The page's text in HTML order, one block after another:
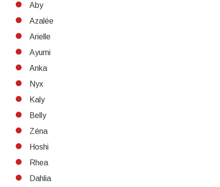
Aby
Azalée
Arielle
Ayumi
Anka
Nyx
Kaly
Belly
Zéna
Hoshi
Rhea
Dahlia